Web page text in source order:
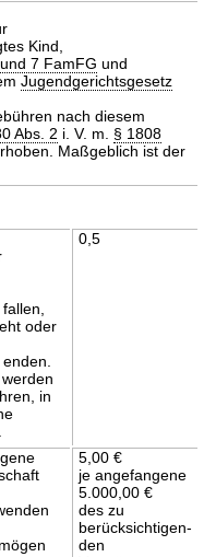
Kind,
7 FamFG und
Jugendgerichtsgesetz
nach diesem
Abs. 2 i. V. m. § 1808
Maßgeblich ist der
oder
in
0,5
5,00 €
je angefangene
5.000,00 €
des zu
berücksichtigen-
den